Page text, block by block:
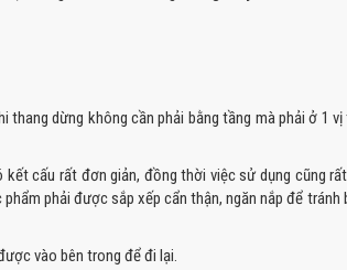
dừng không cần phải bằng tầng mà phải ở 1
cấu rất đơn giản, đồng thời việc sử dụng cũng
phải được sắp xếp cẩn thận, ngăn nắp để tránh
vào bên trong để đi lại.